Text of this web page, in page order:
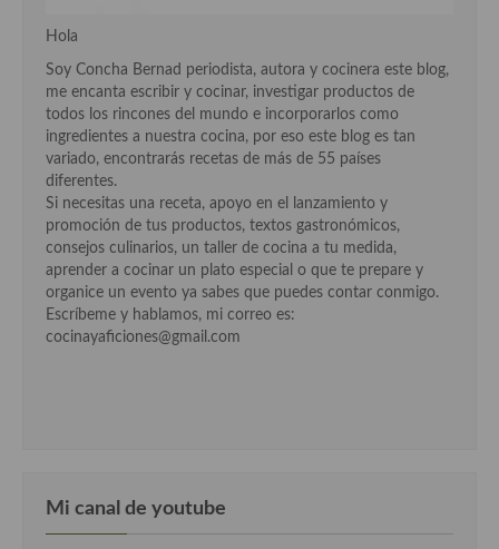
Hola
Soy Concha Bernad periodista, autora y cocinera este blog,
me encanta escribir y cocinar, investigar productos de
todos los rincones del mundo e incorporarlos como
ingredientes a nuestra cocina, por eso este blog es tan
variado, encontrarás recetas de más de 55 países
diferentes.
Si necesitas una receta, apoyo en el lanzamiento y
promoción de tus productos, textos gastronómicos,
consejos culinarios, un taller de cocina a tu medida,
aprender a cocinar un plato especial o que te prepare y
organice un evento ya sabes que puedes contar conmigo.
Escríbeme y hablamos, mi correo es:
cocinayaficiones@gmail.com
Mi canal de youtube